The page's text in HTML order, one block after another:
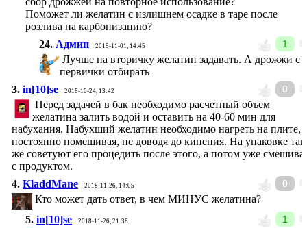
Поможет ли желатин с излишнем осадке в таре после
розлива на карбонизацию?
1
24. Админ 2019-11-01, 14:45
Лучше на вторичку желатин задавать. А дрожжи с
первички отбирать
0
3. in[10]se 2018-10-24, 13:42
Перед задачей в бак необходимо расчетный объем
желатина залить водой и оставить на 40-60 мин для
набухания. Набухший желатин необходимо нагреть на плите,
постоянно помешивая, не доводя до кипения. На упаковке так
же советуют его процедить после этого, а потом уже
с продуктом.
0
4. KladdMane 2018-11-26, 14:05
Кто может дать ответ, в чем МИНУС желатина?
1
5. in[10]se 2018-11-26, 21:38